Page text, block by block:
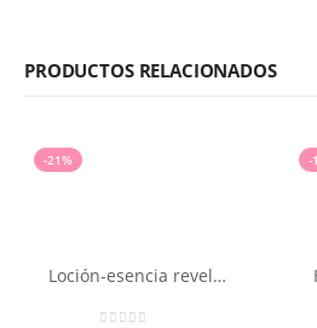
PRODUCTOS RELACIONADOS
-21%
Loción-esencia reveladora de belleza Aquabella®
-